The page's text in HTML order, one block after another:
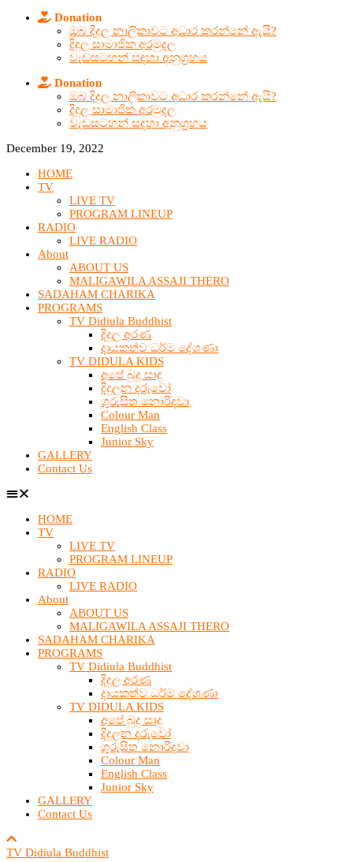
Donation
ඔබ දිදුල නාලිකාවට අධාර කරන්නේ ඇයි?
දිදුල සාමාජික අරමුදල
වැඩසටහන් සඳහා අනුග්‍රහය
Donation
ඔබ දිදුල නාලිකාවට අධාර කරන්නේ ඇයි?
දිදුල සාමාජික අරමුදල
වැඩසටහන් සඳහා අනුග්‍රහය
December 19, 2022
HOME
TV
LIVE TV
PROGRAM LINEUP
RADIO
LIVE RADIO
About
ABOUT US
MALIGAWILA ASSAJI THERO
SADAHAM CHARIKA
PROGRAMS
TV Didiula Buddhist
දිදුල අරණ
දායකත්ව ධර්ම දේශණා
TV DIDULA KIDS
අපේ බුදු සාදු
දිදුලන දරුවෝ
ගුරුසිත නොරිදවා
Colour Man
English Class
Junior Sky
GALLERY
Contact Us
HOME
TV
LIVE TV
PROGRAM LINEUP
RADIO
LIVE RADIO
About
ABOUT US
MALIGAWILA ASSAJI THERO
SADAHAM CHARIKA
PROGRAMS
TV Didiula Buddhist
දිදුල අරණ
දායකත්ව ධර්ම දේශණා
TV DIDULA KIDS
අපේ බුදු සාදු
දිදුලන දරුවෝ
ගුරුසිත නොරිදවා
Colour Man
English Class
Junior Sky
GALLERY
Contact Us
TV Didiula Buddhist